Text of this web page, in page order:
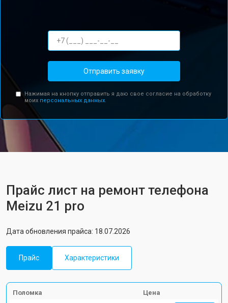
Отправить заявку
Нажимая на кнопку отправить я даю свое согласие на обработку
моих персональных данных.
Прайс лист на ремонт телефона
Meizu 21 pro
Дата обновления прайса: 18.07.2026
Прайс Характеристики
Поломка Цена